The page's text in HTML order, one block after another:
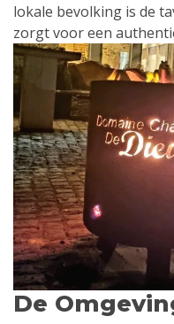
lokale bevolking is de
zorgt voor een
De